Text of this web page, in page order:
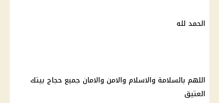
الحمد لله
اللهم بالسلامة والاسلام والامن والامان جميع حجاج بيتك
العتيق